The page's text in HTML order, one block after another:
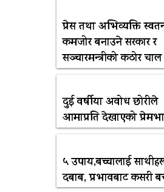
प्रेस तथा अभिव्यक्ति
कमजोर बनाउने सरकार र
सञ्चारमन्त्रीको कठोर चाल
दुई वर्षीया अवोध छोरीले
आमाप्रति देखाएको
५ उपाय,बच्चालाई
दबाब, प्रभावबाट कसरी